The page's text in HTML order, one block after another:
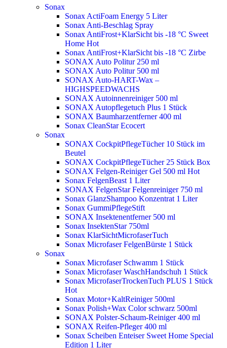
Sonax
Sonax ActiFoam Energy 5 Liter
Sonax Anti-Beschlag Spray
Sonax AntiFrost+KlarSicht bis -18 °C Sweet
Home Hot
Sonax AntiFrost+KlarSicht bis -18 °C Zirbe
SONAX Auto Politur 250 ml
SONAX Auto Politur 500 ml
SONAX Auto-HART-Wax –
HIGHSPEEDWACHS
SONAX Autoinnenreiniger 500 ml
SONAX Autopflegetuch Plus 1 Stück
SONAX Baumharzentferner 400 ml
Sonax CleanStar Ecocert
Sonax
SONAX CockpitPflegeTücher 10 Stück im
Beutel
SONAX CockpitPflegeTücher 25 Stück Box
SONAX Felgen-Reiniger Gel 500 ml Hot
Sonax FelgenBeast 1 Liter
SONAX FelgenStar Felgenreiniger 750 ml
Sonax GlanzShampoo Konzentrat 1 Liter
Sonax GummiPflegeStift
SONAX Insektenentferner 500 ml
Sonax InsektenStar 750ml
Sonax KlarSichtMicrofaserTuch
Sonax Microfaser FelgenBürste 1 Stück
Sonax
Sonax Microfaser Schwamm 1 Stück
Sonax Microfaser WaschHandschuh 1 Stück
Sonax MicrofaserTrockenTuch PLUS 1 Stück
Hot
Sonax Motor+KaltReiniger 500ml
Sonax Polish+Wax Color schwarz 500ml
SONAX Polster-Schaum-Reiniger 400 ml
SONAX Reifen-Pfleger 400 ml
Sonax Scheiben Enteiser Sweet Home Special
Edition 1 Liter